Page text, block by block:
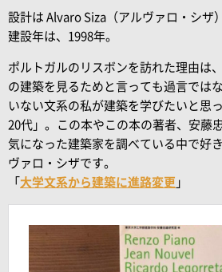
設計は Alvaro Siza（アルヴァロ・シザ）
建設年は、1998年。
ポルトガルのリスボンを訪れた理由は
の建築を見るためと言っても過言では
いない文系の私が建築を学びたいと思
20代」。この本やこの本の著者、安藤
気になった建築家を調べている中で好
ヴァロ・シザです。
「 大学文系から建築に進路変更 」